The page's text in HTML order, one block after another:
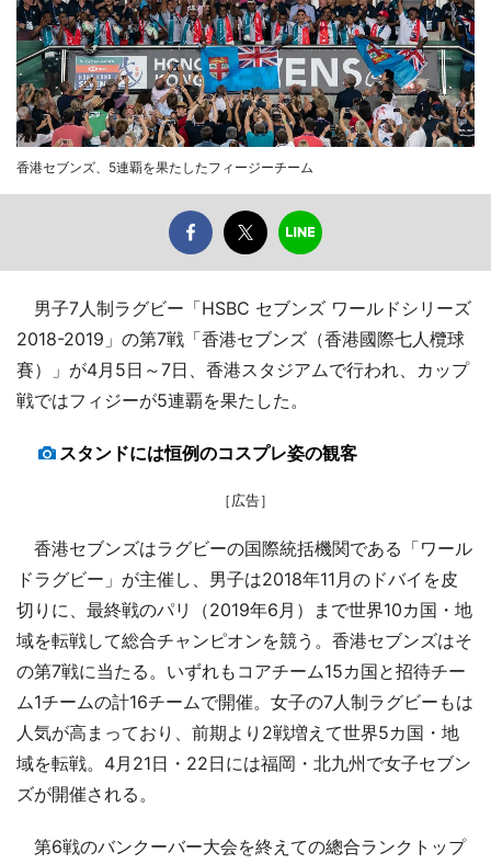
香港セブンズ、5連覇を果たしたフィージーチーム
男子7人制ラグビー「HSBC セブンズ ワールドシリーズ
2018-2019」の第7戦「香港セブンズ（香港國際七人欖球
賽）」が4月5日～7日、香港スタジアムで行われ、カップ
戦ではフィジーが5連覇を果たした。
スタンドには恒例のコスプレ姿の観客
［広告］
香港セブンズはラグビーの国際統括機関である「ワール
ドラグビー」が主催し、男子は2018年11月のドバイを皮
切りに、最終戦のパリ（2019年6月）まで世界10カ国・地
域を転戦して総合チャンピオンを競う。香港セブンズはそ
の第7戦に当たる。いずれもコアチーム15カ国と招待チー
ム1チームの計16チームで開催。女子の7人制ラグビーもは
人気が高まっており、前期より2戦増えて世界5カ国・地
域を転戦。4月21日・22日には福岡・北九州で女子セブン
ズが開催される。
第6戦のバンクーバー大会を終えての總合ランクトップ